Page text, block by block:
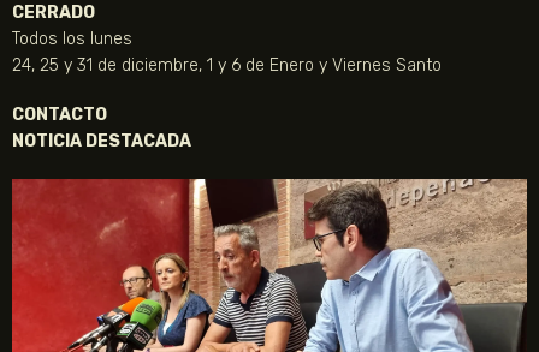
CERRADO
Todos los lunes
24, 25 y 31 de diciembre, 1 y 6 de Enero y Viernes Santo
CONTACTO
NOTICIA DESTACADA